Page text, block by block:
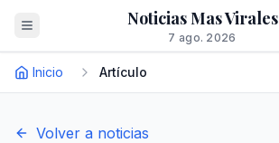
Noticias Mas Virales
7 ago. 2026
Inicio Artículo
Volver a noticias